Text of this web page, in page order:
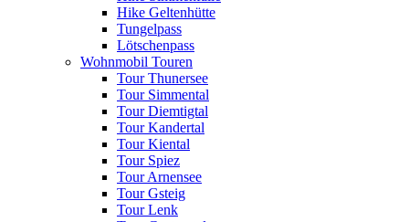
Hike Geltenhütte
Tungelpass
Lötschenpass
Wohnmobil Touren
Tour Thunersee
Tour Simmental
Tour Diemtigtal
Tour Kandertal
Tour Kiental
Tour Spiez
Tour Arnensee
Tour Gsteig
Tour Lenk